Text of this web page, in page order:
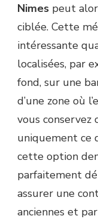
Nimes peut
ciblée. Cette
intéressante
localisées, par
fond, sur une
d’une zone où
vous conservez
uniquement ce
cette option
parfaitement
assurer une
anciennes et